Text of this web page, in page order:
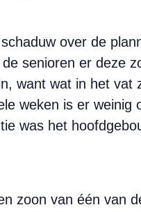
over de
senioren er deze
want wat in het
weken is er
was het
zoon van één van